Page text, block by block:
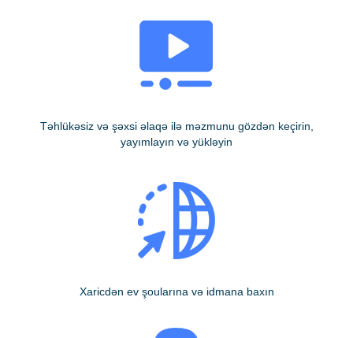
Təhlükəsiz və şəxsi əlaqə ilə məzmunu gözdən keçirin,
yayımlayın və yükləyin
Xaricdən ev şoularına və idmana baxın